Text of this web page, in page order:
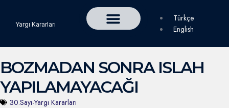
Türkçe
English
Yargı Kararları
BOZMADAN SONRA ISLAH
YAPILAMAYACAĞI
30.Sayı-Yargı Kararları